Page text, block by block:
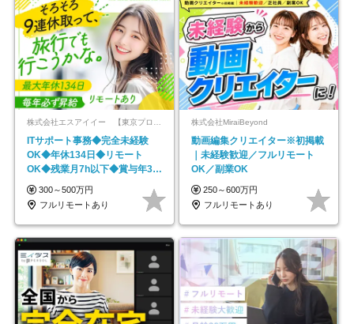
株式会社エスアイイー 【東京プロマーケット上場】
ITサポート事務◆完全未経験
OK◆年休134日◆リモート
OK◆残業月7h以下◆賞与年3回
◆5年目まで必ず昇給
300～500万円
フルリモートあり
株式会社MiraiBeyond
動画編集クリエイター※初掲載
｜未経験歓迎／フルリモート
OK／副業OK
250～600万円
フルリモートあり